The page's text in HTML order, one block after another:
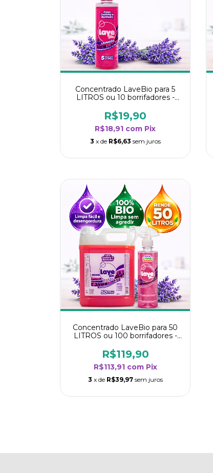
Concentrado LaveBio para 5
LITROS ou 10 borrifadores -
- Lavanda
R$19,90
R$18,91 com Pix
3 x de R$6,63 sem juros
Concentrado LaveBio para 50
LITROS ou 100 borrifadores -
- Lavanda
R$119,90
R$113,91 com Pix
3 x de R$39,97 sem juros